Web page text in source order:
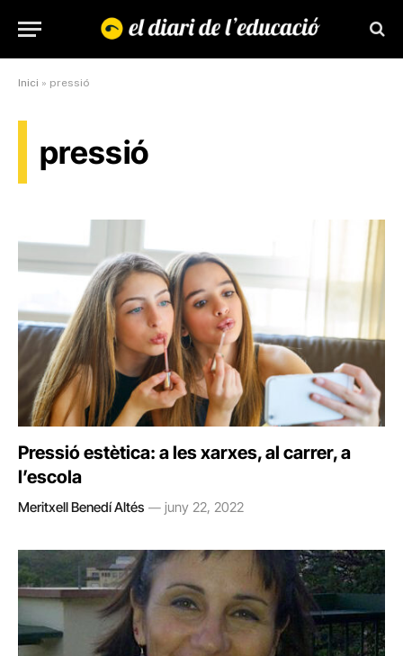
Inici » pressió
pressió
Pressió estètica: a les xarxes, al carrer, a
l’escola
Meritxell Benedí Altés juny 22, 2022